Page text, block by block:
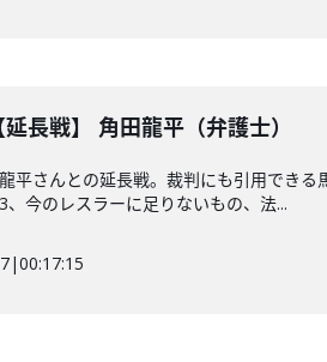
長戦】 角田龍平（弁護士）
平さんとの延長戦。裁判にも引用でき
、今のレスラーに足りないもの、法...
|00:17:15